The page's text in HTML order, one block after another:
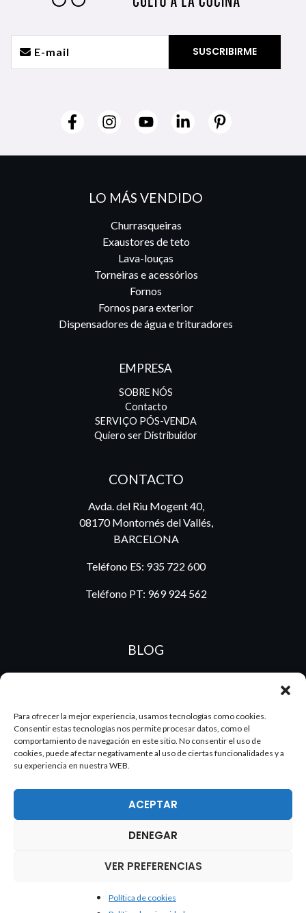
Para ofrecer la mejor experiencia, usamos tecnologías como cookies.
Consentir estas tecnologías nos permite procesar datos, como el
comportamiento de navegación en este sitio. No consentir el uso de
cookies, puede afectar negativamente al uso de ciertas funcionalidades y a
su experiencia en nuestra WEB.
ACEPTAR
DENEGAR
VER PREFERENCIAS
Política de cookies
LO MÁS VENDIDO
Churrasqueiras
Exaustores de teto
Lava-louças
Torneiras e acessórios
Fornos
Fornos para exterior
Dispensadores de água e trituradores
EMPRESA
SOBRE NÓS
Contacto
SERVIÇO PÓS-VENDA
Quiero ser Distribuidor
CONTACTO
Avda. del Riu Mogent 40,
08170 Montornés del Vallés,
BARCELONA
Teléfono ES: 935 722 600
Teléfono PT: 969 924 562
BLOG
2026 Dake. Todos los derechos reservados.
Política de privacidad